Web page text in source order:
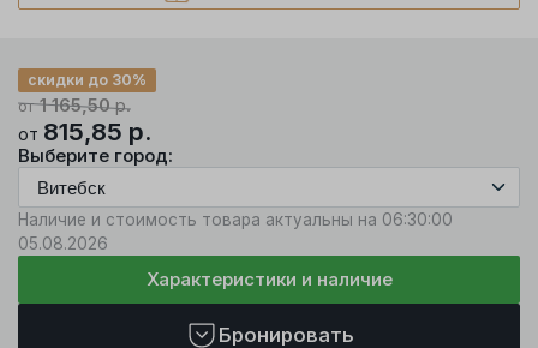
от1 165,50р.
скидки до 30%
от 815,85 р.
Выберите город:
Наличие и стоимость товара актуальны на 06:30:00
05.08.2026
Характеристики и наличие
Бронировать